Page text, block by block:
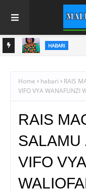
HABARI
Home habari
RAIS
VIFO VYA WANAFUNZI
RAIS
SALAMU
VIFO